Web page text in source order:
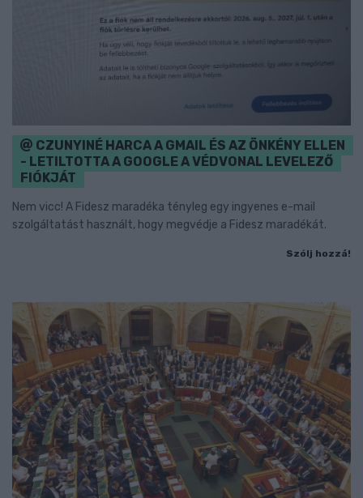
CZUNYINÉ HARCA A GMAIL ÉS AZ ÖNKÉNY ELLEN
- LETILTOTTA A GOOGLE A VÉDVONAL LEVELEZŐ
FIÓKJÁT
Nem vicc! A Fidesz maradéka tényleg egy ingyenes e-mail
szolgáltatást használt, hogy megvédje a Fidesz maradékát.
Szólj hozzá!